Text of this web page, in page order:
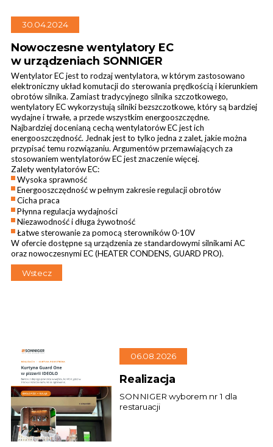
Kurtyny przemysłowe
30.04.2024
Nowoczesne wentylatory EC
w urządzeniach SONNIGER
Wentylator EC jest to rodzaj wentylatora, w którym zastosowano
elektroniczny układ komutacji do sterowania prędkością i kierunkiem
obrotów silnika. Zamiast tradycyjnego silnika szczotkowego,
wentylatory EC wykorzystują silniki bezszczotkowe, który są bardziej
wydajne i trwałe, a przede wszystkim energooszczędne.
Najbardziej docenianą cechą wentylatorów EC jest ich
energooszczędność. Jednak jest to tylko jedna z zalet, jakie można
przypisać temu rozwiązaniu. Argumentów przemawiających za
stosowaniem wentylatorów EC jest znaczenie więcej.
Zalety wentylatorów EC:
Wysoka sprawność
Energooszczędność w pełnym zakresie regulacji obrotów
Cicha praca
Płynna regulacja wydajności
Niezawodność i długa żywotność
Łatwe sterowanie za pomocą sterowników 0-10V
W ofercie dostępne są urządzenia ze standardowymi silnikami AC
oraz nowoczesnymi EC (HEATER CONDENS, GUARD PRO).
Wstecz
06.08.2026
Realizacja
SONNIGER wyborem nr 1 dla
restaruacji